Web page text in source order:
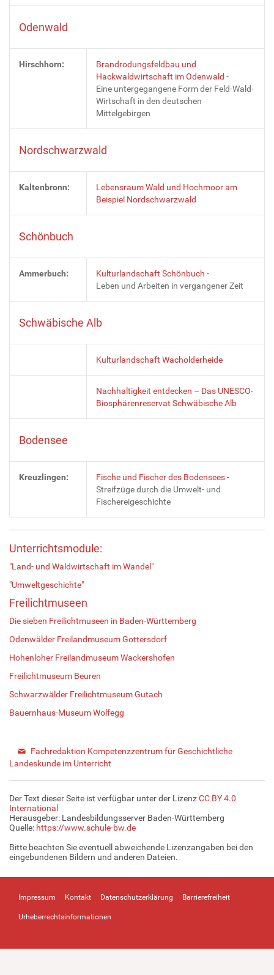
Odenwald
Hirschhorn:
Brandrodungsfeldbau und
Hackwaldwirtschaft im Odenwald -
Eine untergegangene Form der Feld-Wald-
Wirtschaft in den deutschen
Mittelgebirgen
Nordschwarzwald
Kaltenbronn:
Lebensraum Wald und Hochmoor am
Beispiel Nordschwarzwald
Schönbuch
Ammerbuch:
Kulturlandschaft Schönbuch -
Leben und Arbeiten in vergangener Zeit
Schwäbische Alb
Kulturlandschaft Wacholderheide
Nachhaltigkeit entdecken – Das UNESCO-
Biosphärenreservat Schwäbische Alb
Bodensee
Kreuzlingen:
Fische und Fischer des Bodensees -
Streifzüge durch die Umwelt- und
Fischereigeschichte
Unterrichtsmodule:
"Land- und Waldwirtschaft im Wandel"
"Umweltgeschichte"
Freilichtmuseen
Die sieben Freilichtmuseen in Baden-Württemberg
Odenwälder Freilandmuseum Gottersdorf
Hohenloher Freilandmuseum Wackershofen
Freilichtmuseum Beuren
Schwarzwälder Freilichtmuseum Gutach
Bauernhaus-Museum Wolfegg
Fachredaktion Kompetenzzentrum für Geschichtliche
Landeskunde im Unterricht
Der Text dieser Seite ist verfügbar unter der LizenzCC BY 4.0
International
Herausgeber: Landesbildungsserver Baden-Württemberg
Quelle: https://www.schule-bw.de
Bitte beachten Sie eventuell abweichende Lizenzangaben bei den
eingebundenen Bildern und anderen Dateien.
Impressum Kontakt Datenschutzerklärung Barrierefreiheit
Urheberrechtsinformationen